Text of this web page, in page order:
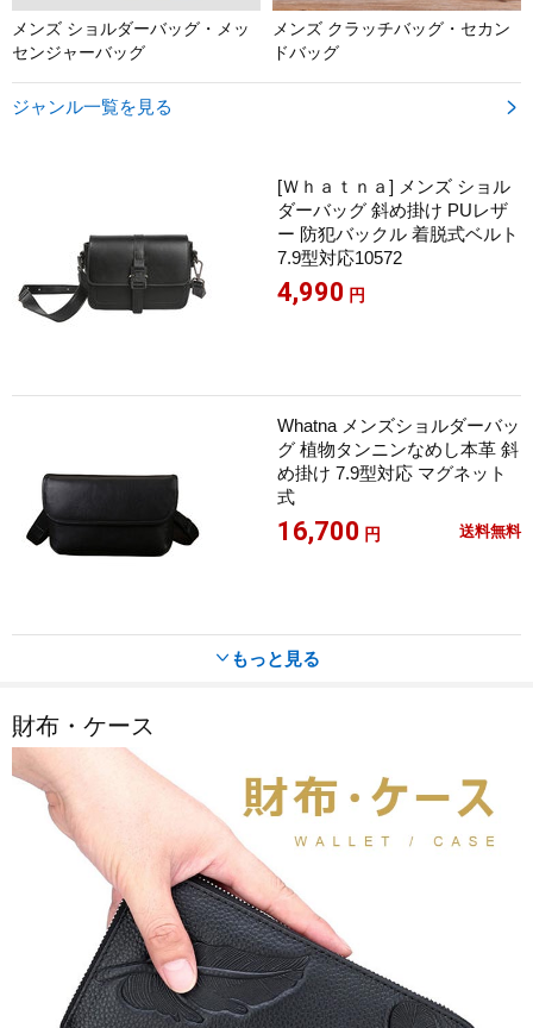
メンズ ショルダーバッグ・メッ
センジャーバッグ
メンズ クラッチバッグ・セカン
ドバッグ
ジャンル一覧を見る 
[Ｗｈａｔｎａ] メンズ ショル
ダーバッグ 斜め掛け PUレザ
ー 防犯バックル 着脱式ベルト
7.9型対応10572
4,990 円
Whatna メンズショルダーバッ
グ 植物タンニンなめし本革 斜
め掛け 7.9型対応 マグネット
式
16,700 円 送料無料
 もっと見る
財布・ケース